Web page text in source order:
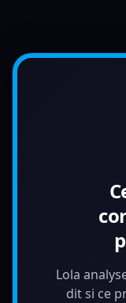
Lola
dit si ce